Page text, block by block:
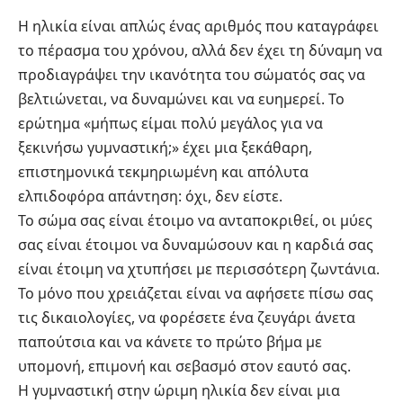
Η ηλικία είναι απλώς ένας αριθμός που καταγράφει
το πέρασμα του χρόνου, αλλά δεν έχει τη δύναμη να
προδιαγράψει την ικανότητα του σώματός σας να
βελτιώνεται, να δυναμώνει και να ευημερεί. Το
ερώτημα «μήπως είμαι πολύ μεγάλος για να
ξεκινήσω γυμναστική;» έχει μια ξεκάθαρη,
επιστημονικά τεκμηριωμένη και απόλυτα
ελπιδοφόρα απάντηση: όχι, δεν είστε.
Το σώμα σας είναι έτοιμο να ανταποκριθεί, οι μύες
σας είναι έτοιμοι να δυναμώσουν και η καρδιά σας
είναι έτοιμη να χτυπήσει με περισσότερη ζωντάνια.
Το μόνο που χρειάζεται είναι να αφήσετε πίσω σας
τις δικαιολογίες, να φορέσετε ένα ζευγάρι άνετα
παπούτσια και να κάνετε το πρώτο βήμα με
υπομονή, επιμονή και σεβασμό στον εαυτό σας.
Η γυμναστική στην ώριμη ηλικία δεν είναι μια